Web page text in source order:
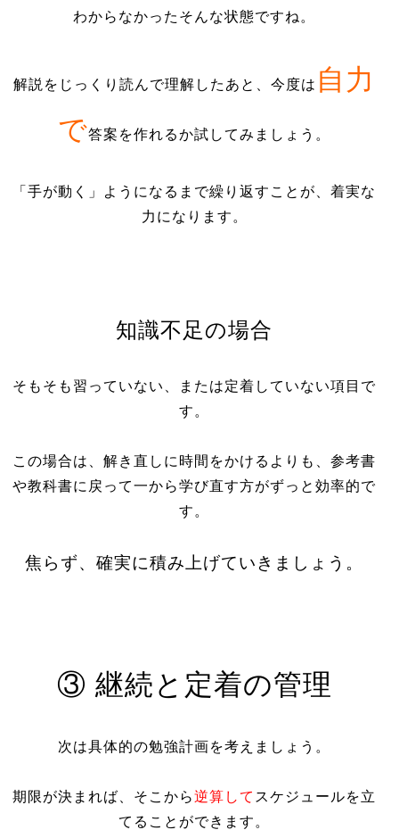
わからなかったそんな状態ですね。
解説をじっくり読んで理解したあと、今度は 自力
で答案を作れるか試してみましょう。
「手が動く」ようになるまで繰り返すことが、着実な
力になります。
知識不足の場合
そもそも習っていない、または定着していない項目で
す。
この場合は、解き直しに時間をかけるよりも、参考書
や教科書に戻って一から学び直す方がずっと効率的で
す。
焦らず、確実に積み上げていきましょう。
③ 継続と定着の管理
次は具体的の勉強計画を考えましょう。
期限が決まれば、そこから逆算して スケジュールを立
てることができます。